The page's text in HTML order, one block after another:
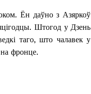
"ДВ"
обращения
Ён даўно з Азяркоў
Штогод у Дзень
таго, што чалавек у
фронце.